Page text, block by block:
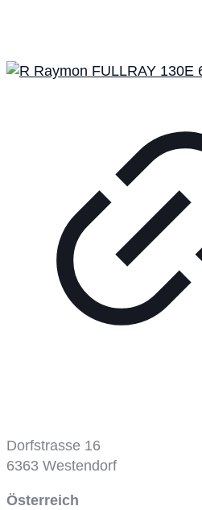
Dorfstrasse 16
6363 Westendorf
Österreich